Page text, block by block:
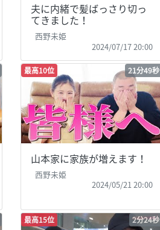
夫に内緒で髪ばっさり切っ
てきました！
西野未姫
2024/07/17 20:00
最高10位 21分49秒
山本家に家族が増えます！
西野未姫
2024/05/21 20:00
最高15位 2分24秒